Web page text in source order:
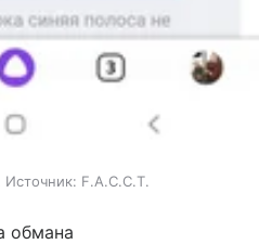
F.A.С.С.T.
обмана